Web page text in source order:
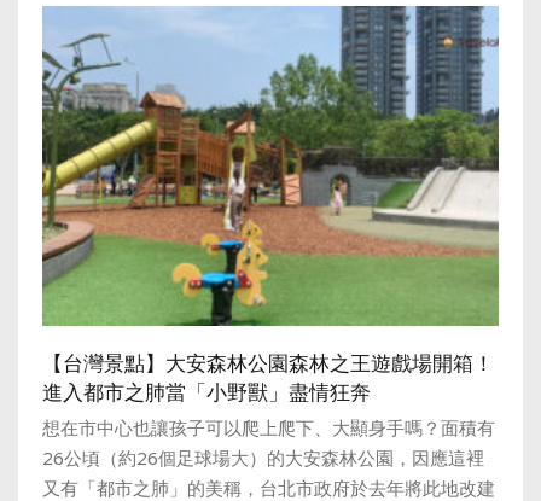
【台灣景點】大安森林公園森林之王遊戲場開箱！
進入都市之肺當「小野獸」盡情狂奔
想在市中心也讓孩子可以爬上爬下、大顯身手嗎？面積有
26公頃（約26個足球場大）的大安森林公園，因應這裡
又有「都市之肺」的美稱，台北市政府於去年將此地改建